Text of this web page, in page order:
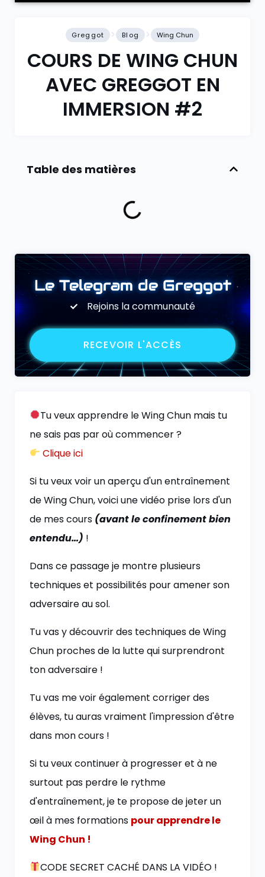
Greggot Blog Wing Chun
COURS DE WING CHUN
AVEC GREGGOT EN
IMMERSION #2
Tu veux apprendre le Wing Chun mais tu
ne sais pas par où commencer ?
Clique ici
Si tu veux voir un aperçu d'un entraînement
de Wing Chun, voici une vidéo prise lors d'un
de mes cours (avant le confinement bien
entendu…) !
Dans ce passage je montre plusieurs
techniques et possibilités pour amener son
adversaire au sol.
Tu vas y découvrir des techniques de Wing
Chun proches de la lutte qui surprendront
ton adversaire !
Tu vas me voir également corriger des
élèves, tu auras vraiment l'impression d'être
dans mon cours !
Si tu veux continuer à progresser et à ne
surtout pas perdre le rythme
d'entraînement, je te propose de jeter un
œil à mes formations pour apprendre le
Wing Chun !
CODE SECRET CACHÉ DANS LA VIDÉO !
Table des matières
Le Telegram de Greggot
Rejoins la communauté
RECEVOIR L'ACCÈS